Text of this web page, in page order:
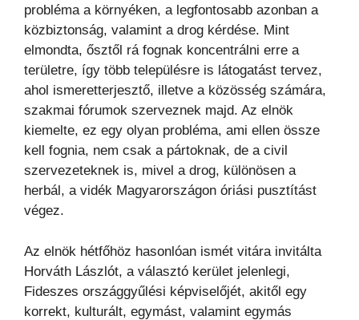
probléma a környéken, a legfontosabb azonban a
közbiztonság, valamint a drog kérdése. Mint
elmondta, ősztől rá fognak koncentrálni erre a
területre, így több településre is látogatást tervez,
ahol ismeretterjesztő, illetve a közösség számára,
szakmai fórumok szerveznek majd. Az elnök
kiemelte, ez egy olyan probléma, ami ellen össze
kell fognia, nem csak a pártoknak, de a civil
szervezeteknek is, mivel a drog, különösen a
herbál, a vidék Magyarországon óriási pusztítást
végez.
Az elnök hétfőhöz hasonlóan ismét vitára invitálta
Horváth Lászlót, a választó kerület jelenlegi,
Fideszes országgyűlési képviselőjét, akitől egy
korrekt, kulturált, egymást, valamint egymás